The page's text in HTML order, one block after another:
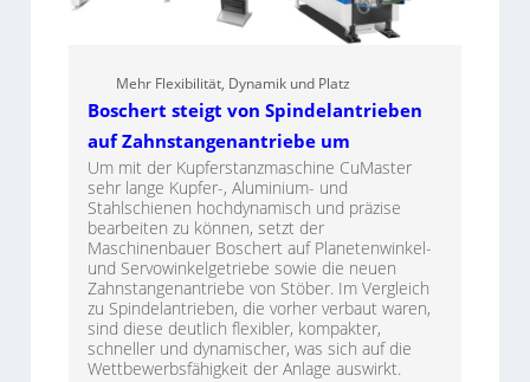
Mehr Flexibilität, Dynamik und Platz
Boschert steigt von Spindelantrieben
auf Zahnstangenantriebe um
Um mit der Kupferstanzmaschine CuMaster
sehr lange Kupfer-, Aluminium- und
Stahlschienen hochdynamisch und präzise
bearbeiten zu können, setzt der
Maschinenbauer Boschert auf Planetenwinkel-
und Servowinkelgetriebe sowie die neuen
Zahnstangenantriebe von Stöber. Im Vergleich
zu Spindelantrieben, die vorher verbaut waren,
sind diese deutlich flexibler, kompakter,
schneller und dynamischer, was sich auf die
Wettbewerbsfähigkeit der Anlage auswirkt.